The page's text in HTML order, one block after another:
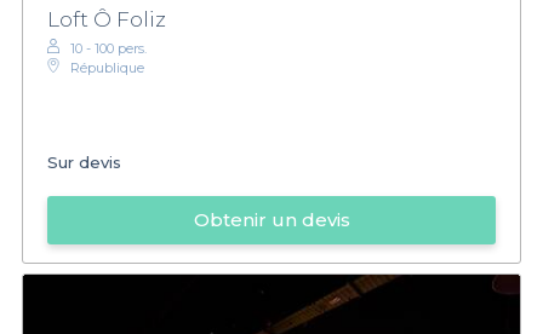
Loft Ô Foliz
10 - 100 pers.
République
Sur devis
Obtenir un devis